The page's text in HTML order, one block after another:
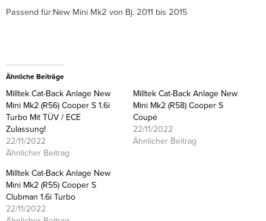
Passend für:New Mini Mk2 von Bj. 2011 bis 2015
Ähnliche Beiträge
Milltek Cat-Back Anlage New
Mini Mk2 (R56) Cooper S 1.6i
Turbo Mit TÜV / ECE
Zulassung!
22/11/2022
Ähnlicher Beitrag
Milltek Cat-Back Anlage New
Mini Mk2 (R58) Cooper S
Coupé
22/11/2022
Ähnlicher Beitrag
Milltek Cat-Back Anlage New
Mini Mk2 (R55) Cooper S
Clubman 1.6i Turbo
22/11/2022